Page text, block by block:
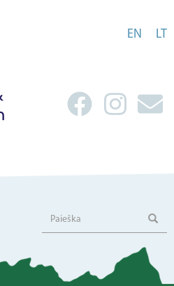
EN LT
Paieška Paieška